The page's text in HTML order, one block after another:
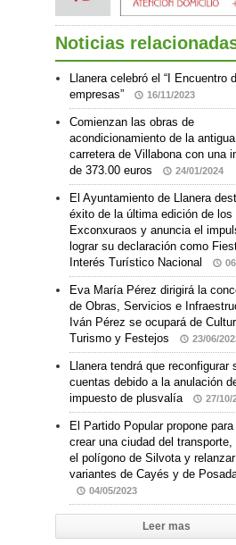
Noticias
Llanera celebró el “I Encuentro
empresas”
16/11/2023
Comienzan las obras de
acondicionamiento de la antigua
carretera de Villabona con una
de 373.00 euros
24/01/2024
El Ayuntamiento de Llanera
éxito de la última edición de los
Exconxuraos y anuncia el
lograr su declaración como
Interés Turístico Nacional
Eva María Pérez dirigirá la
de Obras, Servicios e
Iván Pérez se ocupará de
Turismo y Festejos
23/06/
Llanera tendrá que reconfigurar
cuentas debido a la anulación
impuesto de plusvalía
27/10/
El Partido Popular propone
crear una ciudad del transporte,
el polígono de Silvota y
variantes de Cayés y de
04/05/2023
Leer mas